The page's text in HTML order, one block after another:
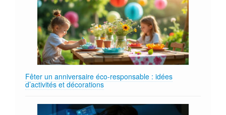
Fêter un anniversaire éco‑responsable : idées
d’activités et décorations